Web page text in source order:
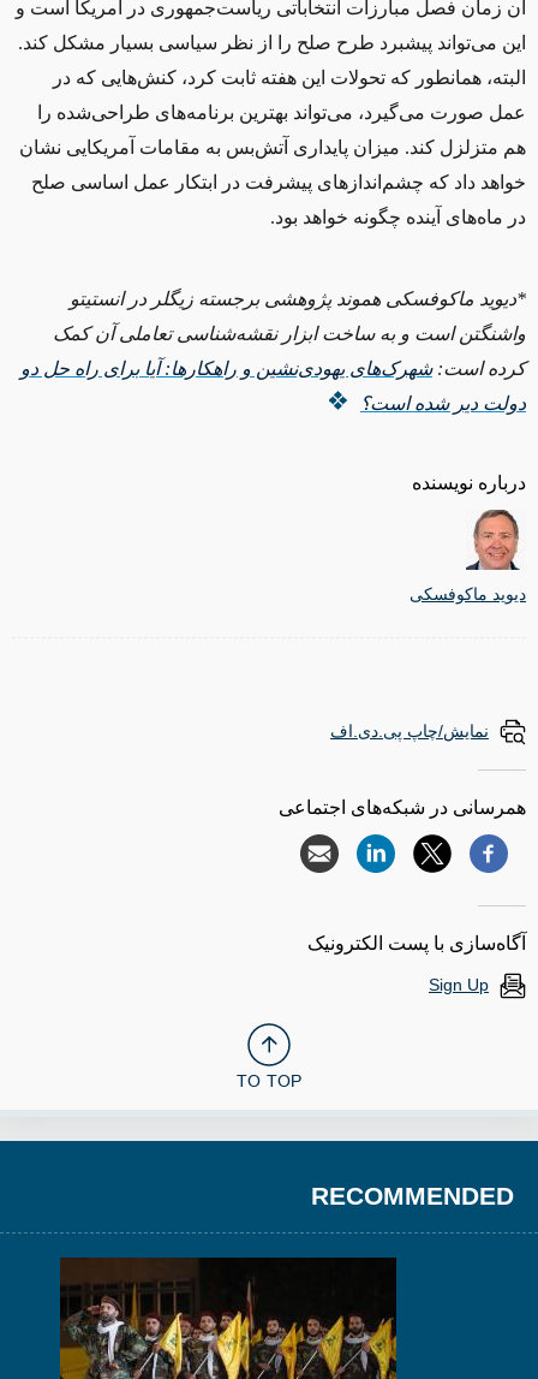
درباره نویسنده
دیوید ماکوفسکی
آن زمان فصل مبارزات انتخاباتی ریاست‌جمهوری در آمریکا است و
این می‌تواند پیشبرد طرح صلح را از نظر سیاسی بسیار مشکل کند.
البته، همانطور که تحولات این هفته ثابت کرد، کنش‌هایی که در
عمل صورت می‌گیرد، می‌تواند بهترین برنامه‌های طراحی‌شده را
هم متزلزل کند. میزان پایداری آتش‌بس به مقامات آمریکایی نشان
خواهد داد که چشم‌اندازهای پیشرفت در ابتکار عمل اساسی صلح
در ماه‌های آینده چگونه خواهد بود.
*دیوید ماکوفسکی هموند پژوهشی برجسته زیگلر در انستیتو
واشنگتن است و به ساخت ابزار نقشه‌شناسی تعاملی آن کمک
کرده است: شهرک‌های یهودی‌نشین و راهکارها: آیا برای راه حل دو
دولت دیر شده است؟
نمایش/چاپ پی.دی.اف
همرسانی در شبکه‌های اجتماعی
آگاه‌سازی با پست الکترونیک
Sign Up
TO TOP
RECOMMENDED